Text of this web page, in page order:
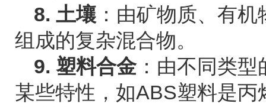
8. 土壤 ：由矿物质、有
组成的复杂混合物。
9. 塑料合金：由不同类型
某些特性，如ABS塑料是